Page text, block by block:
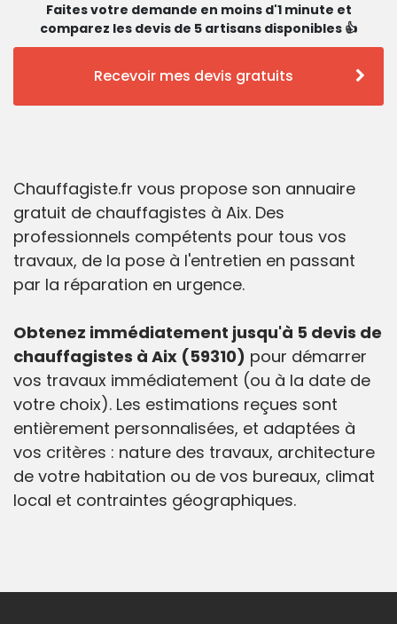
Faites votre demande en moins d'1 minute et
comparez les devis de 5 artisans disponibles 👍
Recevoir mes devis gratuits
Chauffagiste.fr vous propose son annuaire
gratuit de chauffagistes à Aix. Des
professionnels compétents pour tous vos
travaux, de la pose à l'entretien en passant
par la réparation en urgence.
Obtenez immédiatement jusqu'à 5 devis de
chauffagistes à Aix (59310) pour démarrer
vos travaux immédiatement (ou à la date de
votre choix). Les estimations reçues sont
entièrement personnalisées, et adaptées à
vos critères : nature des travaux, architecture
de votre habitation ou de vos bureaux, climat
local et contraintes géographiques.